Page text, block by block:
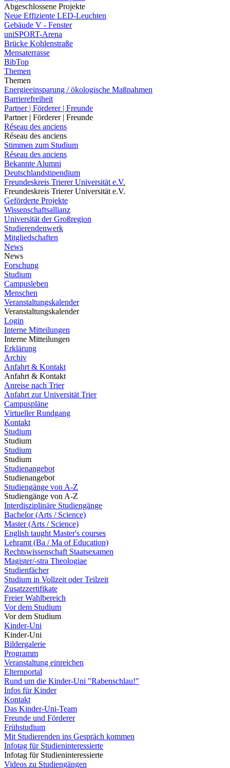
Abgeschlossene Projekte
Neue Effiziente LED-Leuchten
Gebäude V - Fenster
uniSPORT-Arena
Brücke Kohlenstraße
Mensaterrasse
BibTop
Themen
Themen
Energieeinsparung / ökologische Maßnahmen
Barrierefreiheit
Partner | Förderer | Freunde
Partner | Förderer | Freunde
Réseau des anciens
Réseau des anciens
Stimmen zum Studium
Réseau des anciens
Bekannte Alumni
Deutschlandstipendium
Freundeskreis Trierer Universität e.V.
Freundeskreis Trierer Universität e.V.
Geförderte Projekte
Wissenschaftsallianz
Universität der Großregion
Studierendenwerk
Mitgliedschaften
News
News
Forschung
Studium
Campusleben
Menschen
Veranstaltungskalender
Veranstaltungskalender
Login
Interne Mitteilungen
Interne Mitteilungen
Erklärung
Archiv
Anfahrt & Kontakt
Anfahrt & Kontakt
Anreise nach Trier
Anfahrt zur Universität Trier
Campuspläne
Virtueller Rundgang
Kontakt
Studium
Studium
Studium
Studium
Studienangebot
Studienangebot
Studiengänge von A-Z
Studiengänge von A-Z
Interdisziplinäre Studiengänge
Bachelor (Arts / Science)
Master (Arts / Science)
English taught Master's courses
Lehramt (Ba / Ma of Education)
Rechtswissenschaft Staatsexamen
Magister/-stra Theologiae
Studienfächer
Studium in Vollzeit oder Teilzeit
Zusatzzertifikate
Freier Wahlbereich
Vor dem Studium
Vor dem Studium
Kinder-Uni
Kinder-Uni
Bildergalerie
Programm
Veranstaltung einreichen
Elternportal
Rund um die Kinder-Uni "Rabenschlau!"
Infos für Kinder
Kontakt
Das Kinder-Uni-Team
Freunde und Förderer
Frühstudium
Mit Studierenden ins Gespräch kommen
Infotag für Studieninteressierte
Infotag für Studieninteressierte
Videos zu Studiengängen